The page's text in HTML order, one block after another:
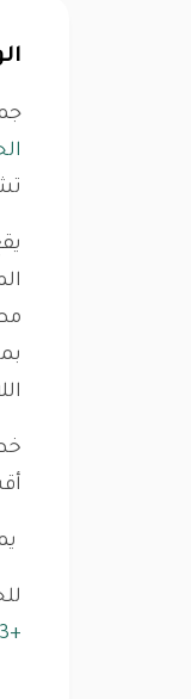
+201003366453